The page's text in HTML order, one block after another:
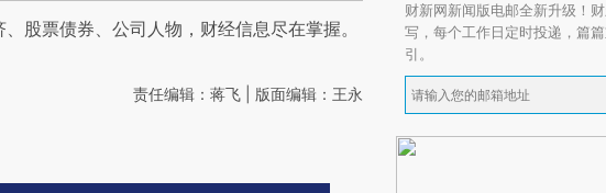
、股票债券、公司人物，财经信息尽在掌握。
责任编辑：蒋飞 | 版面编辑：王永
财新网新闻版电邮全新升级！
写，每个工作日定时投递，篇
引。